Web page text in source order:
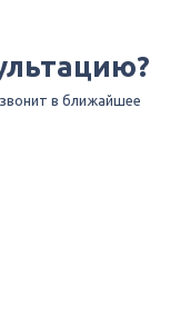
в ближайшее